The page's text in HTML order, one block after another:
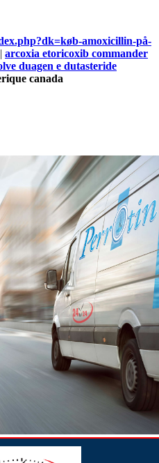
amoxicillin-på-
| arcoxia etoricoxib commander
duagen e dutasteride
canada